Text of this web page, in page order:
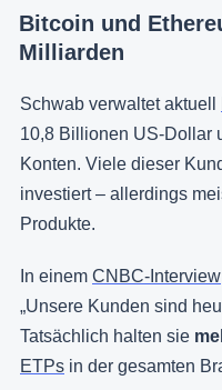
Bitcoin und
Milliarden
Schwab verwaltet aktuell
10,8 Billionen US-Dollar
Konten. Viele dieser
investiert – allerdings
Produkte.
In einem CNBC-Interview
„Unsere Kunden sind
Tatsächlich halten sie
ETPs in der gesamten